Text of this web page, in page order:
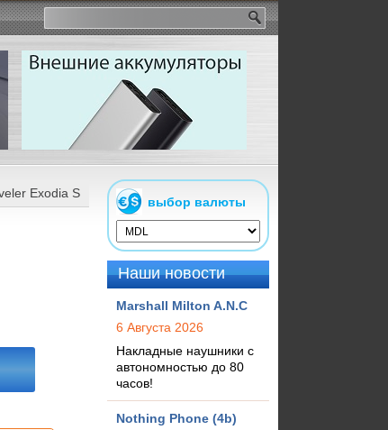
S Black/Teal
выбор валюты
Наши новости
Marshall Milton A.N.C
6 Августа 2026
Накладные наушники с
автономностью до 80
часов!
Nothing Phone (4b)